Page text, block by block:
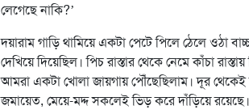
লেগেছে নাকি?’
দয়ারাম গাড়ি থামিয়ে একটা পেটে পিলে ঠেলে ওঠা
দেখিয়ে দিয়েছিল। পিচ রাস্তার থেকে নেমে কাঁচা
আমরা একটা খোলা জায়গায় পৌঁছেছিলাম। দূর থেকেই
জমায়েত, মেয়ে-মদ্দ সকলেই ভিড় করে দাঁড়িয়ে